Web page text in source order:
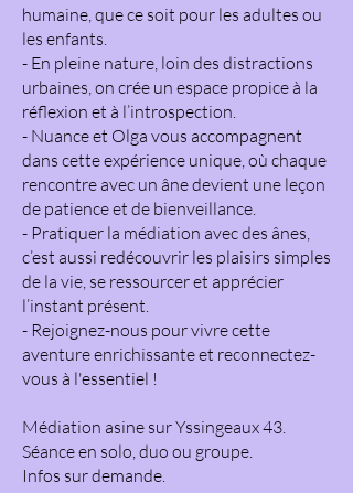
humaine, que ce soit pour les adultes ou
les enfants.
- En pleine nature, loin des distractions
urbaines, on crée un espace propice à la
réflexion et à l’introspection.
- Nuance et Olga vous accompagnent
dans cette expérience unique, où chaque
rencontre avec un âne devient une leçon
de patience et de bienveillance.
- Pratiquer la médiation avec des ânes,
c’est aussi redécouvrir les plaisirs simples
de la vie, se ressourcer et apprécier
l’instant présent.
- Rejoignez-nous pour vivre cette
aventure enrichissante et reconnectez-
vous à l'essentiel !
Médiation asine sur Yssingeaux 43.
Séance en solo, duo ou groupe.
Infos sur demande.